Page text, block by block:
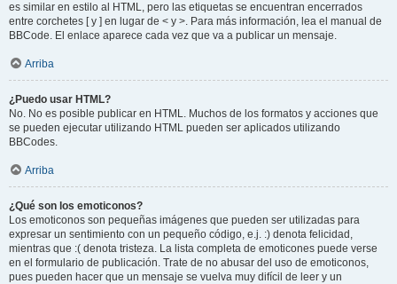
es similar en estilo al HTML, pero las etiquetas se encuentran encerrados
entre corchetes [ y ] en lugar de < y >. Para más información, lea el manual de
BBCode. El enlace aparece cada vez que va a publicar un mensaje.
Arriba
¿Puedo usar HTML?
No. No es posible publicar en HTML. Muchos de los formatos y acciones que
se pueden ejecutar utilizando HTML pueden ser aplicados utilizando
BBCodes.
Arriba
¿Qué son los emoticonos?
Los emoticonos son pequeñas imágenes que pueden ser utilizadas para
expresar un sentimiento con un pequeño código, e.j. :) denota felicidad,
mientras que :( denota tristeza. La lista completa de emoticones puede verse
en el formulario de publicación. Trate de no abusar del uso de emoticonos,
pues pueden hacer que un mensaje se vuelva muy difícil de leer y un